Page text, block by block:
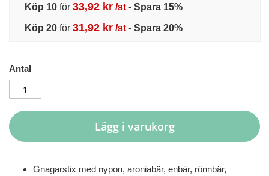
Köp 10 för 33,92 kr /st - Spara 15%
Köp 20 för 31,92 kr /st - Spara 20%
Antal
Lägg i varukorg
Gnagarstix med nypon, aroniabär, enbär, rönnbär,